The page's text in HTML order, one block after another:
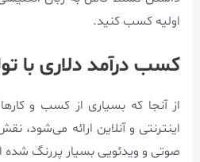
اولیه کسب کنید.
کسب درآمد دلاری با
از آنجا که بسیاری از کسب و
اینترنتی و آنلاین ارائه می‌شود،
صوتی و ویدئویی بسیار پررنگ